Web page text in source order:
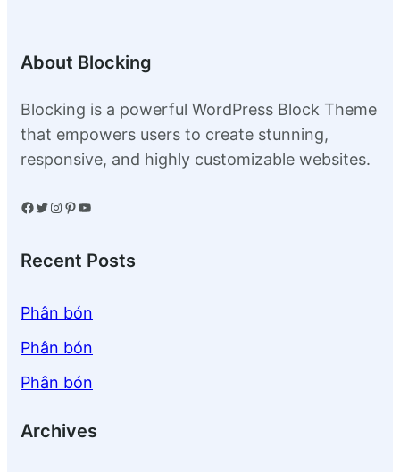
About Blocking
Blocking is a powerful WordPress Block Theme
that empowers users to create stunning,
responsive, and highly customizable websites.
Facebook Twitter Instagram Pinterest YouTube
Recent Posts
Phân bón
Phân bón
Phân bón
Archives